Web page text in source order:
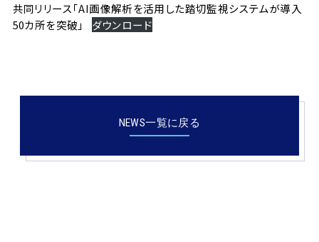
共同リリース「AI画像解析を活用した踏切監視システムが導入
50カ所を突破」
ダウンロード
NEWS一覧に戻る